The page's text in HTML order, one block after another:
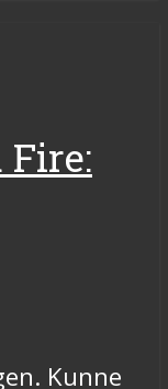
Fire:
Kunne